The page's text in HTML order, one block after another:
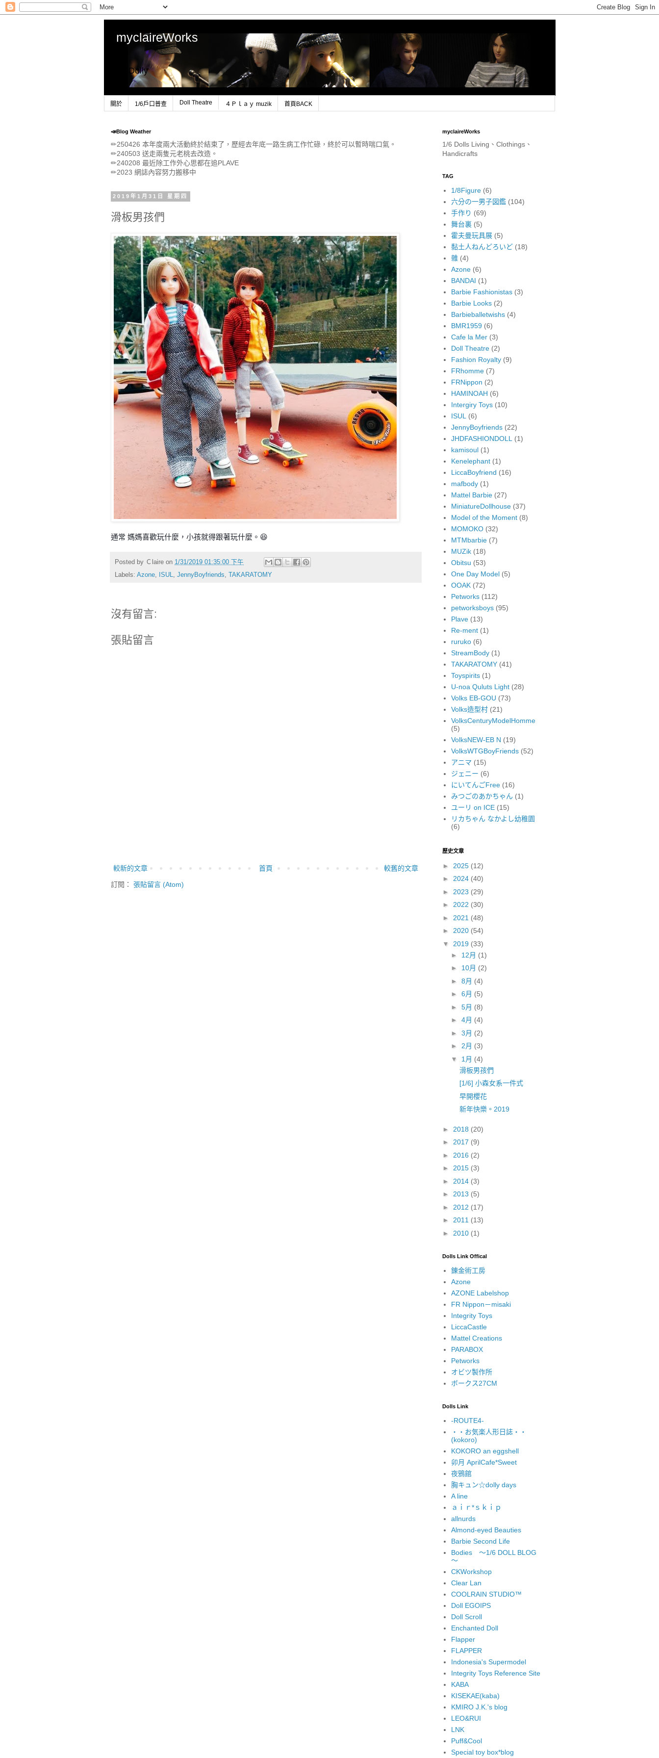
myclaireWorks
1/6 Dolly
關於 1/6戶口普查 Doll Theatre ４Ｐｌａｙ muzik 首頁BACK
📣Blog Weather
✏250426 本年度兩大活動終於結束了，歷經去年底一路生病工作忙碌，終於可以暫時喘口氣。
✏240503 送走兩隻元老桃去改造。
✏240208 最近除工作外心思都在追PLAVE
✏2023 網誌內容努力搬移中
2019年1月31日 星期四
滑板男孩們
通常 媽媽喜歡玩什麼，小孩就得跟著玩什麼。😆
Posted by Ｃlaire on 1/31/2019 01:35:00 下午
Labels: Azone, ISUL, JennyBoyfriends, TAKARATOMY
沒有留言:
張貼留言
較新的文章 較舊的文章
首頁
訂閱： 張貼留言 (Atom)
myclaireWorks
1/6 Dolls Living、Clothings、
Handicrafts
TAG
1/8Figure (6)
六分の一男子図鑑 (104)
手作り (69)
舞台裏 (5)
霍夫曼玩具展 (5)
黏土人ねんどろいど (18)
雜 (4)
Azone (6)
BANDAI (1)
Barbie Fashionistas (3)
Barbie Looks (2)
Barbieballetwishs (4)
BMR1959 (6)
Cafe la Mer (3)
Doll Theatre (2)
Fashion Royalty (9)
FRhomme (7)
FRNippon (2)
HAMINOAH (6)
Intergiry Toys (10)
ISUL
(6)
JennyBoyfriends (22)
JHDFASHIONDOLL
(1)
kamisoul (1)
Kenelephant (1)
LiccaBoyfriend (16)
mafbody (1)
Mattel Barbie (27)
MiniatureDollhouse (37)
Model of the Moment (8)
MOMOKO (32)
MTMbarbie (7)
MUZik (18)
Obitsu (53)
One Day Model (5)
OOAK (72)
Petworks (112)
petworksboys (95)
Plave (13)
Re-ment (1)
ruruko (6)
StreamBody (1)
TAKARATOMY (41)
Toyspirits (1)
U-noa Quluts Light (28)
Volks EB-GOU (73)
Volks造型村 (21)
VolksCenturyModelHomme
(5)
VolksNEW-EB N (19)
VolksWTGBoyFriends (52)
アニマ (15)
ジェニー (6)
にいてんごFree (16)
みつごのあかちゃん (1)
ユーリ on ICE (15)
リカちゃん なかよし幼稚園
(6)
歷史文章
► 2025 (12)
► 2024 (40)
► 2023 (29)
► 2022 (30)
► 2021 (48)
► 2020 (54)
▼ 2019 (33)
► 12月 (1)
► 10月 (2)
► 8月 (4)
► 6月 (5)
► 5月 (8)
► 4月 (4)
► 3月 (2)
► 2月 (3)
▼ 1月 (4)
滑板男孩們
[1/6] 小森女系一件式
早開櫻花
新年快樂。2019
► 2018 (20)
► 2017 (9)
► 2016 (2)
► 2015 (3)
► 2014 (3)
► 2013 (5)
► 2012 (17)
► 2011 (13)
► 2010 (1)
Dolls Link Offical
錬金術工房
Azone
AZONE Labelshop
FR Nippon－misaki
Integrity Toys
LiccaCastle
Mattel Creations
PARABOX
Petworks
オビツ製作所
ボークス27CM
Dolls Link
-ROUTE4-
・・お気楽人形日誌・・
(kokoro)
KOKORO an eggshell
卯月 AprilCafe*Sweet
夜鴉館
胸キュン☆dolly days
A line
ａｉｒ*ｓｋｉｐ
allnurds
Almond-eyed Beauties
Barbie Second Life
Bodies ～1/6 DOLL BLOG
～
CKWorkshop
Clear Lan
COOLRAIN STUDIO™
Doll EGOIPS
Doll Scroll
Enchanted Doll
Flapper
FLAPPER
Indonesia's Supermodel
Integrity Toys Reference Site
KABA
KISEKAE(kaba)
KMIRO J.K.'s blog
LEO&RUI
LNK
Puff&Cool
Special toy box*blog